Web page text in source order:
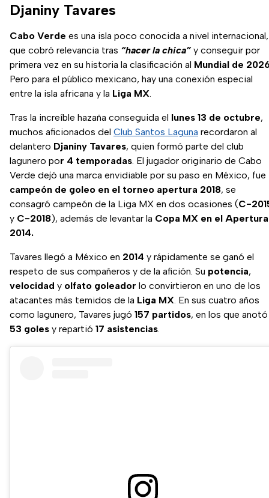
Djaniny Tavares
Cabo Verde es una isla poco conocida a nivel internacional,
que cobró relevancia tras “hacer la chica”y conseguir por
primera vez en su historia la clasificación al Mundial de
Pero para el público mexicano, hay una conexión especial
entre la isla africana y la Liga MX.
Tras la increíble hazaña conseguida el lunes 13 de octubre,
muchos aficionados del Club Santos Laguna recordaron al
delantero Djaniny Tavares, quien formó parte del club
lagunero por 4 temporadas. El jugador originario de Cabo
Verde dejó una marca envidiable por su paso en México, fue
campeón de goleo en el torneo apertura 2018, se
consagró campeón de la Liga MX en dos ocasiones (C-
y C-2018), además de levantar la Copa MX en el Apertura
2014.
Tavares llegó a México en 2014 y rápidamente se ganó el
respeto de sus compañeros y de la afición. Su potencia,
velocidad y olfato goleador lo convirtieron en uno de los
atacantes más temidos de la Liga MX. En sus cuatro años
como lagunero, Tavares jugó 157 partidos, en los que anotó
53 goles y repartió 17 asistencias.